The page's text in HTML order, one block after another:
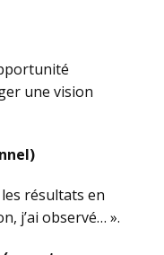
une vision
résultats en
j’ai observé… ».